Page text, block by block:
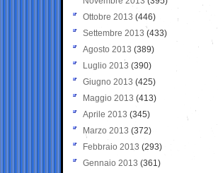
Ottobre 2013 (446)
Settembre 2013 (433)
Agosto 2013 (389)
Luglio 2013 (390)
Giugno 2013 (425)
Maggio 2013 (413)
Aprile 2013 (345)
Marzo 2013 (372)
Febbraio 2013 (293)
Gennaio 2013 (361)